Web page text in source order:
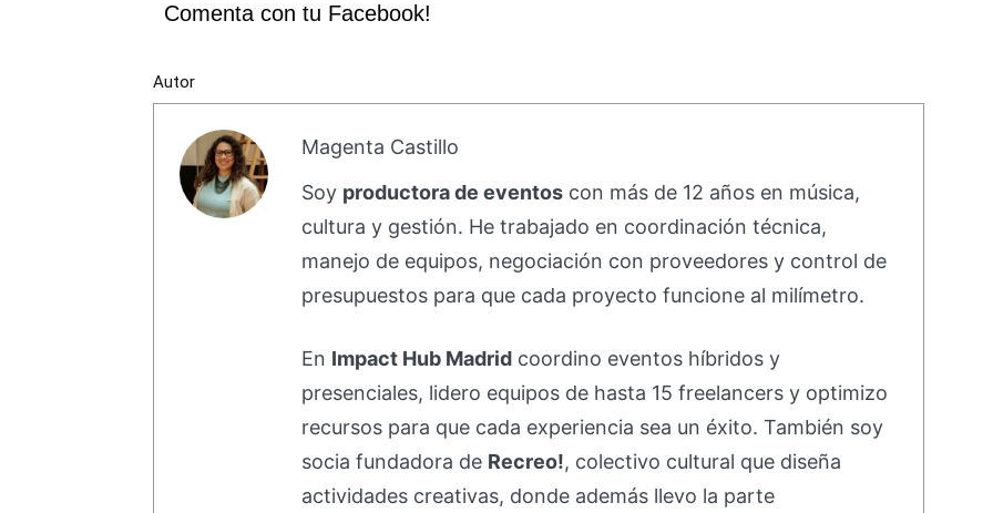
Comenta con tu Facebook!
Autor
Magenta Castillo
Soy productora de eventoscon más de 12 años en música,
cultura y gestión. He trabajado en coordinación técnica,
manejo de equipos, negociación con proveedores y control de
presupuestos para que cada proyecto funcione al milímetro.
En Impact Hub Madridcoordino eventos híbridos y
presenciales, lidero equipos de hasta 15 freelancers y optimizo
recursos para que cada experiencia sea un éxito. También soy
socia fundadora de Recreo!, colectivo cultural que diseña
actividades creativas, donde además llevo la parte